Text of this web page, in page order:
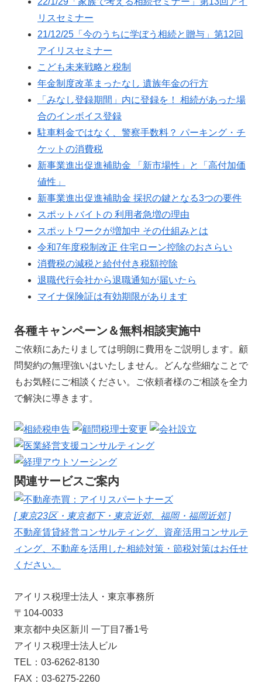
リスセミナー
21/12/25「今のうちに学ぼう相続と贈与」第12回
アイリスセミナー
こども未来戦略と税制
年金制度改革まったなし 遺族年金の行方
「みなし登録期間」内に登録を！ 相続があった場
合のインボイス登録
駐車料金ではなく、警察手数料？ パーキング・チ
ケットの消費税
新事業進出促進補助金 「新市場性」と「高付加価
値性」
新事業進出促進補助金 採択の鍵となる3つの要件
スポットバイトの 利用者急増の理由
スポットワークが増加中 その仕組みとは
令和7年度税制改正 住宅ローン控除のおさらい
消費税の減税と給付付き税額控除
退職代行会社から退職通知が届いたら
マイナ保険証は有効期限があります
各種キャンペーン＆無料相談実施中
ご依頼にあたりましては明朗に費用をご説明します。顧
問契約の無理強いはいたしません。どんな些細なことで
もお気軽にご相談ください。ご依頼者様のご相談を全力
で解決に導きます。
関連サービスご案内
[ 東京23区・東京都下・東京近郊、福岡・福岡近郊 ]
不動産賃貸経営コンサルティング、資産活用コンサルテ
ィング、不動産を活用した相続対策・節税対策はお任せ
ください。
アイリス税理士法人・東京事務所
〒104-0033
東京都中央区新川 一丁目7番1号
アイリス税理士法人ビル
TEL：03-6262-8130
FAX：03-6275-2260